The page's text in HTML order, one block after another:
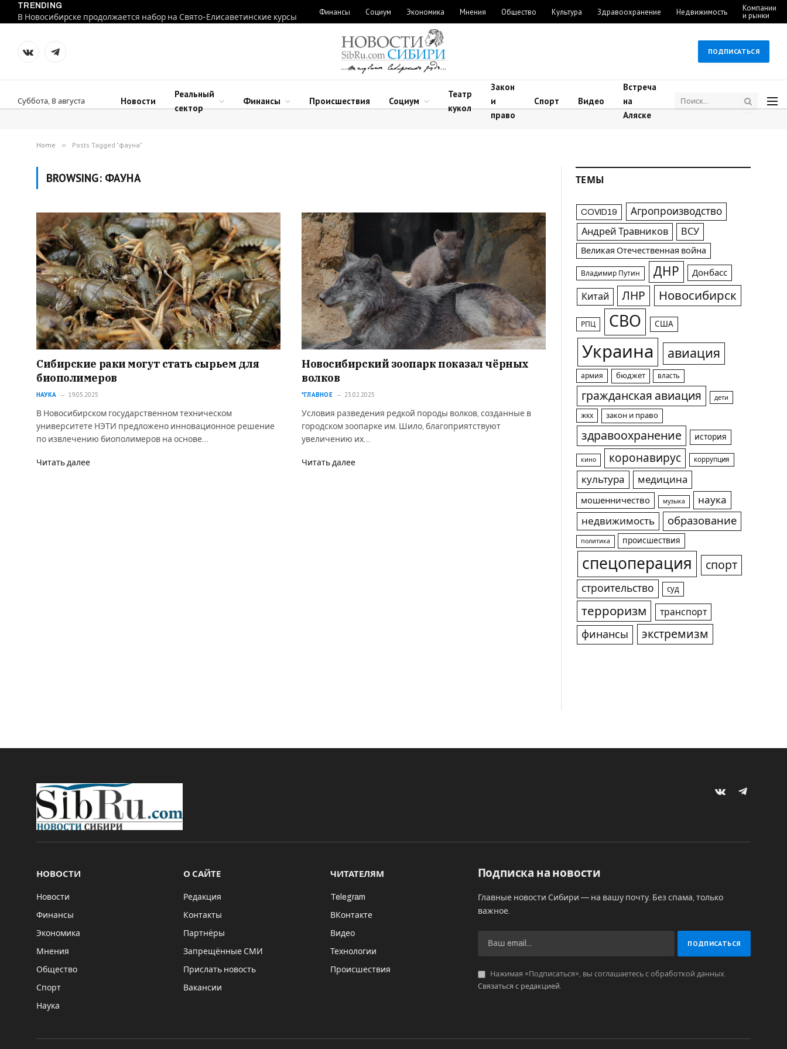
TRENDING
В Новосибирске продолжается набор на Свято-Елисаветинские курсы
Финансы Социум Экономика Мнения Общество Культура Здравоохранение Недвижимость Компании
и рынки
VKontakteTelegram
ПОДПИСАТЬСЯ
Суббота, 8 августа Новости
Реальный
сектор
Финансы Происшествия Социум
Театр
кукол
Закон
и
право
Спорт Видео
Встреча
на
Аляске
Home » Posts Tagged "фауна"
BROWSING: ФАУНА
Сибирские раки могут стать сырьем для
биополимеров
НАУКА 19.05.2025
В Новосибирском государственном техническом
университете НЭТИ предложено инновационное решение
по извлечению биополимеров на основе…
Читать далее
Новосибирский зоопарк показал чёрных
волков
*ГЛАВНОЕ 23.02.2025
Условия разведения редкой породы волков, созданные в
городском зоопарке им. Шило, благоприятствуют
увеличению их…
Читать далее
ТЕМЫ
COVID19 Агропроизводство
Андрей Травников ВСУ
Великая Отечественная война
Владимир Путин ДНР Донбасс
Китай ЛНР Новосибирск
РПЦ СВО США
Украина авиация
армия бюджет власть
гражданская авиация дети
жкх закон и право
здравоохранение история
кино коронавирус коррупция
культура медицина
мошенничество музыка
наука
недвижимость
образование
политика происшествия
спецоперация спорт
строительство суд
терроризм транспорт
финансы экстремизм
VKontakteTelegram
НОВОСТИ
Новости
Финансы
Экономика
Мнения
Общество
Спорт
Наука
О САЙТЕ
Редакция
Контакты
Партнёры
Запрещённые СМИ
Прислать новость
Вакансии
ЧИТАТЕЛЯМ
Telegram
ВКонтакте
Видео
Технологии
Происшествия
Подписка на новости
Главные новости Сибири — на вашу почту. Без спама, только
важное.
Нажимая «Подписаться», вы соглашаетесь с обработкой данных.
Связаться с редакцией